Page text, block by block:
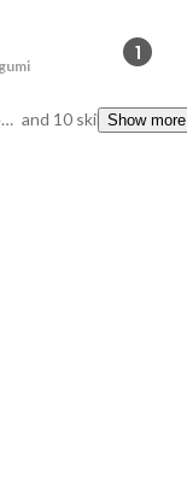
1
webマーケティング, Googleアナリティクス, Google Adwords and 10 skillsShow more